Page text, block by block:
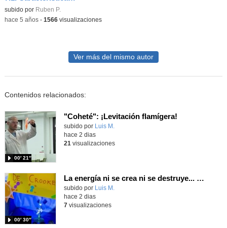
Contenido educativo.
subido por Ruben P.
-hace 5 años- 1566visualizaciones
Ver más del mismo autor
Contenidos relacionados:
"Coheté": ¡Levitación flamígera!
Contenido educativo.
subido por Luis M.
00′ 21″
hace 2 dias
21 visualizaciones
La energía ni se crea ni se destruye... ¡se experimenta! El Tierno en la Feria Madrid es Ciencia 2026
Contenido educativo.
subido por Luis M.
00′ 30″
hace 2 dias
7visualizaciones